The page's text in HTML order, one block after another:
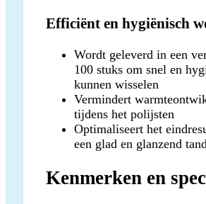
Efficiënt en hygiënisch
Wordt geleverd in een
100 stuks om snel en
kunnen wisselen
Vermindert
tijdens het polijsten
Optimaliseert het
een glad en glanzend
Kenmerken en